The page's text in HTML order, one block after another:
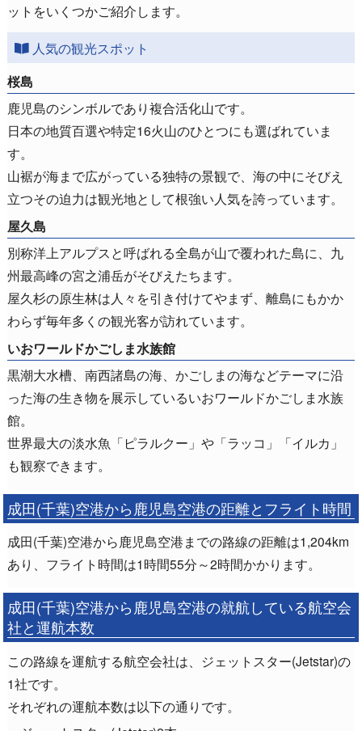
ットをいくつかご紹介します。
人気の観光スポット
桜島
鹿児島のシンボルであり複合活化山です。
日本の地質百選や特定16火山のひとつにも選ばれていま
す。
山裾が海まで広がっている独特の景観で、海の中にそびえ
立つその迫力は観光地として根強い人気を誇っています。
屋久島
別称洋上アルプスと呼ばれる全島が山で覆われた島に、九
州最高峰の宮之浦岳がそびえたちます。
屋久杉の原生林は人々を引き付けてやまず、離島にもかか
わらず毎年多くの観光客が訪れています。
いおワールドかごしま水族館
黒潮大水槽、南西諸島の海、かごしまの海などテーマに沿
った海の生き物を展示しているいおワールドかごしま水族
館。
世界最大の淡水魚「ピラルクー」や「ラッコ」「イルカ」
も観察できます。
成田(千葉)空港から鹿児島空港の距離とフライト時間
成田(千葉)空港から鹿児島空港までの路線の距離は1,204km
あり、フライト時間は1時間55分～2時間かかります。
成田(千葉)空港から鹿児島空港の就航している航空会
社と運航本数
この路線を運航する航空会社は、ジェットスター(Jetstar)の
1社です。
それぞれの運航本数は以下の通りです。